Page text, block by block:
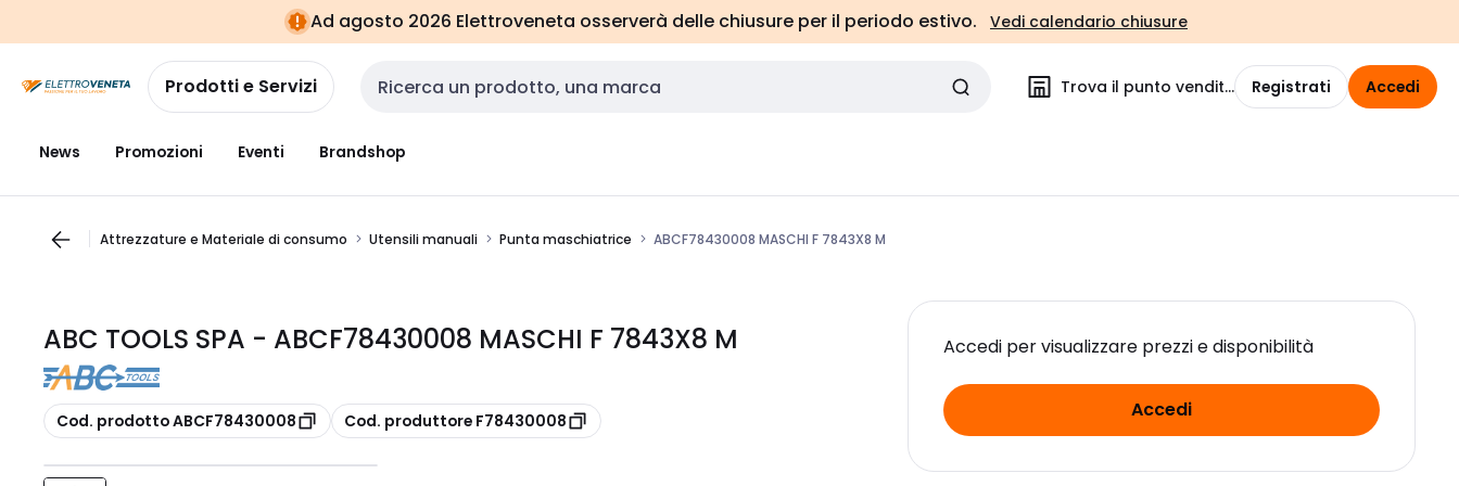
navigazionealla
pagina
Ad agosto 2026 Elettroveneta osserverà delle chiusure per il periodo estivo. Vedi calendario chiusure
Prodotti e Servizi Cerca input Trova il punto vendita Registrati Accedi
News Promozioni Eventi Brandshop
Attrezzature e Materiale di consumo Utensili manuali Punta maschiatrice ABCF78430008 MASCHI F 7843X8 M
ABC TOOLS SPA - ABCF78430008 MASCHI F 7843X8 M
copia
Cod. prodotto ABCF78430008 copia
Cod. produttore F78430008
Accedi per visualizzare prezzi e disponibilità
Accedi